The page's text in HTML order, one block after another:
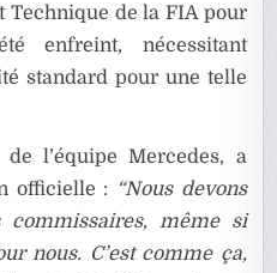
Technique de la FIA pour
enfreint, nécessitant
standard pour une telle
l’équipe Mercedes, a
officielle :
“Nous devons
même si
nous. C’est comme ça,